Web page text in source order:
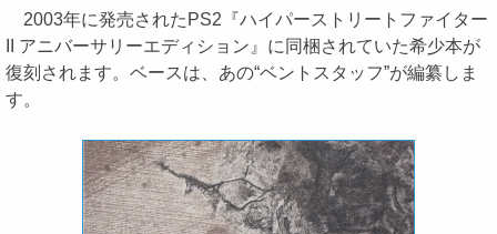
2003年に発売されたPS2『ハイパーストリートファイター
II アニバーサリーエディション』に同梱されていた希少本が
復刻されます。ベースは、あの“ベントスタッフ”が編纂しま
す。